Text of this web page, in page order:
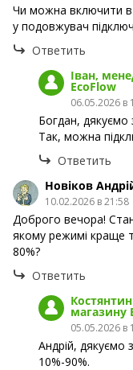
Чи можна включити
у подовжувач
Ответить
Іван,
EcoFlow
06.05.2026 в
Богдан,
Так, можна
Ответить
Новіков
10.02.2026 в 21:58
Доброго вечора!
якому режимі краще
80%?
Ответить
магазину
05.05.2026 в
Андрій, дякуємо
10%-90%.